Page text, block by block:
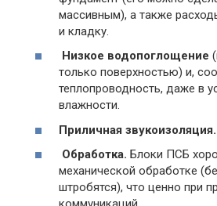
массивным), а также
и кладку.
Низкое водопоглощение
только поверхностью) и,
теплопроводность, даже в
влажности.
Приличная звукоизоляция.
Обработка. Блоки ПСБ
механической обработке
штробятся), что ценно при